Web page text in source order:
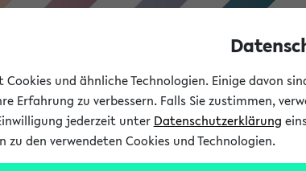
Forschung Studium
Cookies und ähnliche Technologien. Einige davon
Erfahrung zu verbessern. Falls Sie zustimmen,
jederzeit unter Datenschutzerklärung
den verwendeten Cookies und Technologien.